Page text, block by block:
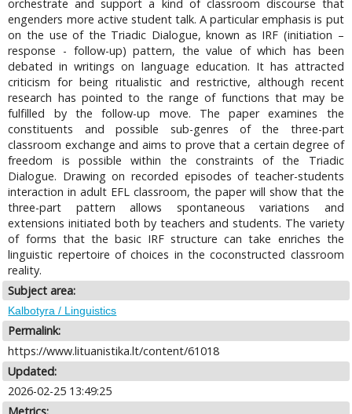
orchestrate and support a kind of classroom discourse that
engenders more active student talk. A particular emphasis is put
on the use of the Triadic Dialogue, known as IRF (initiation –
response - follow-up) pattern, the value of which has been
debated in writings on language education. It has attracted
criticism for being ritualistic and restrictive, although recent
research has pointed to the range of functions that may be
fulfilled by the follow-up move. The paper examines the
constituents and possible sub-genres of the three-part
classroom exchange and aims to prove that a certain degree of
freedom is possible within the constraints of the Triadic
Dialogue. Drawing on recorded episodes of teacher-students
interaction in adult EFL classroom, the paper will show that the
three-part pattern allows spontaneous variations and
extensions initiated both by teachers and students. The variety
of forms that the basic IRF structure can take enriches the
linguistic repertoire of choices in the coconstructed classroom
reality.
Subject area:
Kalbotyra / Linguistics
Permalink:
https://www.lituanistika.lt/content/61018
Updated:
2026-02-25 13:49:25